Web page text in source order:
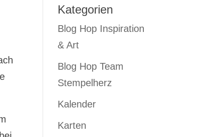
Kategorien
Blog Hop Inspiration
& Art
Blog Hop Team
Stempelherz
Kalender
Karten